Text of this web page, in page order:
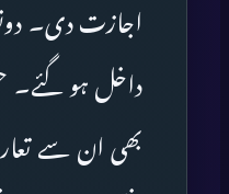
اجازت دی۔
داخل ہو گئے۔
بھی ان سے